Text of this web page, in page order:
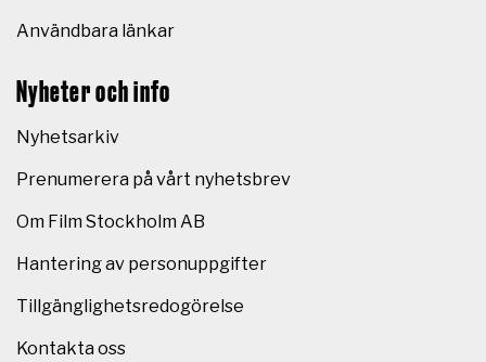
Användbara länkar
Nyheter och info
Nyhetsarkiv
Prenumerera på vårt nyhetsbrev
Om Film Stockholm AB
Hantering av personuppgifter
Tillgänglighetsredogörelse
Kontakta oss